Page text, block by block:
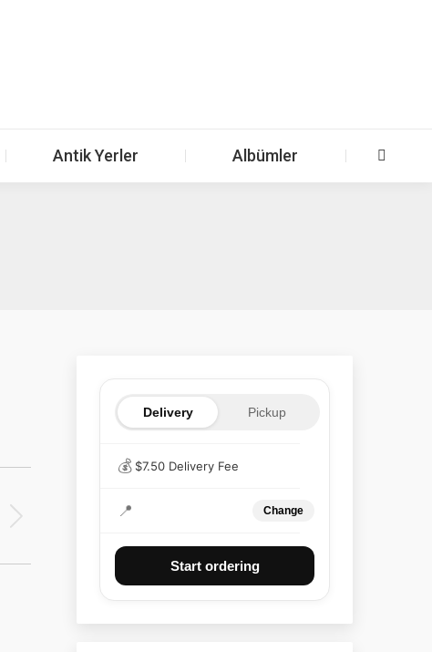
Antik Yerler Albümler Search:
Delivery Pickup
💰 $7.50 Delivery Fee
📍 Change
Start ordering